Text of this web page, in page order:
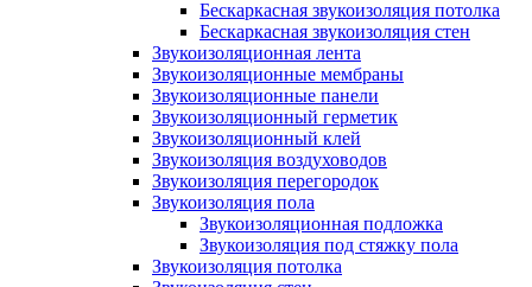
Бескаркасная звукоизоляция потолка
Бескаркасная звукоизоляция стен
Звукоизоляционная лента
Звукоизоляционные мембраны
Звукоизоляционные панели
Звукоизоляционный герметик
Звукоизоляционный клей
Звукоизоляция воздуховодов
Звукоизоляция перегородок
Звукоизоляция пола
Звукоизоляционная подложка
Звукоизоляция под стяжку пола
Звукоизоляция потолка